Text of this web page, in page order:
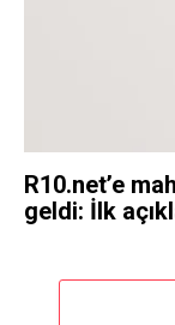
R10.net’e
geldi: İlk